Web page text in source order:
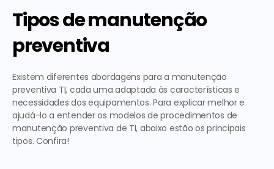
Tipos de manutenção
preventiva
Existem diferentes abordagens para a manutenção
preventiva TI, cada uma adaptada às características e
necessidades dos equipamentos. Para explicar melhor e
ajudá-lo a entender os modelos de procedimentos de
manutenção preventiva de TI, abaixo estão os principais
tipos. Confira!